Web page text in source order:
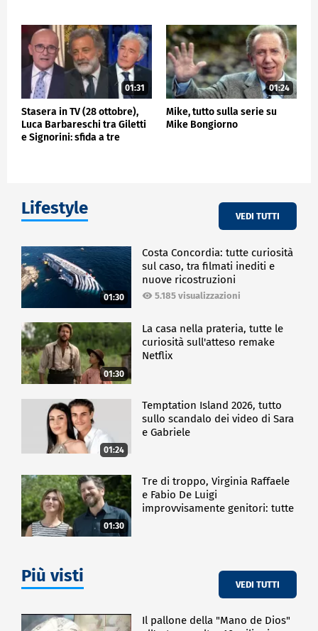
01:31
Stasera in TV (28 ottobre),
Luca Barbareschi tra Giletti
e Signorini: sfida a tre
01:24
Mike, tutto sulla serie su
Mike Bongiorno
Lifestyle VEDI TUTTI
01:30
Costa Concordia: tutte curiosità
sul caso, tra filmati inediti e
nuove ricostruzioni
5.185 visualizzazioni
01:30
La casa nella prateria, tutte le
curiosità sull'atteso remake
Netflix
01:24
Temptation Island 2026, tutto
sullo scandalo dei video di Sara
e Gabriele
01:30
Tre di troppo, Virginia Raffaele
e Fabio De Luigi
improvvisamente genitori: tutte
Più visti VEDI TUTTI
Il pallone della "Mano de Dios"